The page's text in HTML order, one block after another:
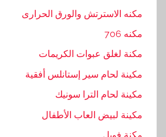
مكنه الاسترتش والورق الحرارى
مكنه 706
مكنة لغلق عبوات الكريمات
مكينة لحام سير إستانلس أفقية
مكينة لحام الترا سونيك
مكينة لبيض العاب الأطفال